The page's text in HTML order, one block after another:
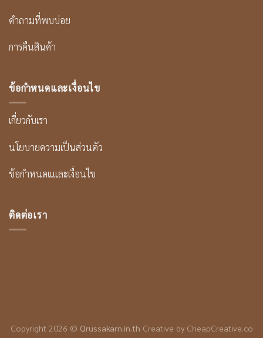
คำถามที่พบบ่อย
การคืนสินค้า
ข้อกำหนดและเงื่อนไข
เกี่ยวกับเรา
นโยบายความเป็นส่วนตัว
ข้อกำหนดแและเงื่อนไข
ติดต่อเรา
Copyright 2026 © Qrussakarn.in.th Creative by CheapCreative.co